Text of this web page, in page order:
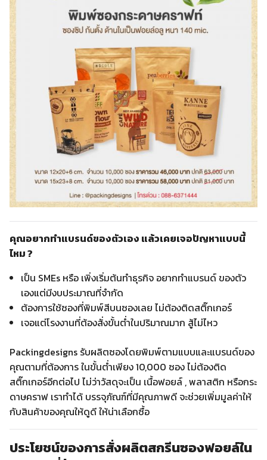
คุณอยากทำแบรนด์ของตัวเอง แล้วเคยเจอปัญหาแบบนี้
ไหม ?
เป็น SMEs หรือ เพิ่งเริ่มต้นทำธุรกิจ อยากทำแบรนด์ ของตัว
เองแต่มีงบประมาณที่จำกัด
ต้องการใช้ซองที่พิมพ์สีบนซองเลย ไม่ต้องติดสติ๊กเกอร์
เจอแต่โรงงานที่ต้องสั่งขั้นต่ำในปริมาณมาก สู้ไม่ไหว
Packingdesigns รับผลิตซองโดยพิมพ์ตามแบบและแบรนด์ของ
คุณตามที่ต้องการ ในขั้นต่ำเพียง 10,000 ซอง ไม่ต้องติด
สติ๊กเกอร์อีกต่อไป ไม่ว่าวัสดุจะเป็น เนื้อฟอยล์ , พลาสติก หรือกระ
ดาษคราฟ เราทำได้ บรรจุภัณฑ์ที่มีคุณภาพดี จะช่วยเพิ่มมูลค่าให้
กับสินค้าของคุณให้ดูดี ให้น่าเลือกซื้อ
ประโยชน์ของการสั่งผลิตสกรีนซองฟอยล์ใน